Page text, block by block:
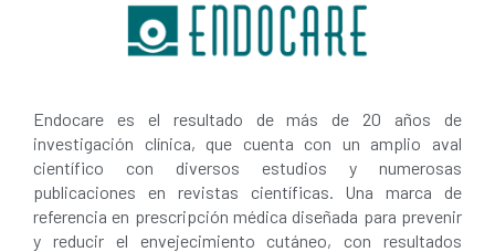
Endocare es el resultado de más de 20 años de
investigación clínica, que cuenta con un amplio aval
científico con diversos estudios y numerosas
publicaciones en revistas científicas. Una marca de
referencia en prescripción médica diseñada para prevenir
y reducir el envejecimiento cutáneo, con resultados